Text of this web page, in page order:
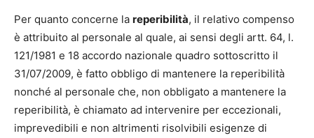
Per quanto concerne la reperibilità, il relativo compenso
è attribuito al personale al quale, ai sensi degli artt. 64, l.
121/1981 e 18 accordo nazionale quadro sottoscritto il
31/07/2009, è fatto obbligo di mantenere la reperibilità
nonché al personale che, non obbligato a mantenere la
reperibilità, è chiamato ad intervenire per eccezionali,
imprevedibili e non altrimenti risolvibili esigenze di